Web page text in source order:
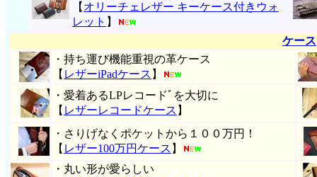
【 オリーチェレザー キーケース付きウォ
レット 】
ケース
・持ち運び機能重視の革ケース
【 レザーiPadケース 】
・愛着あるLPレコードﾞを大切に
【 レザーレコードケース 】
・さりげなくポケットから１００万円！
【 レザー100万円ケース 】
・丸い形が愛らしい